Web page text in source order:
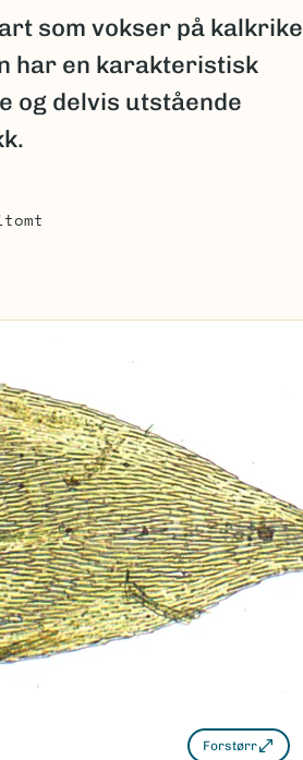
som vokser på kalkrike
har en karakteristisk
og delvis utstående
Forstørr